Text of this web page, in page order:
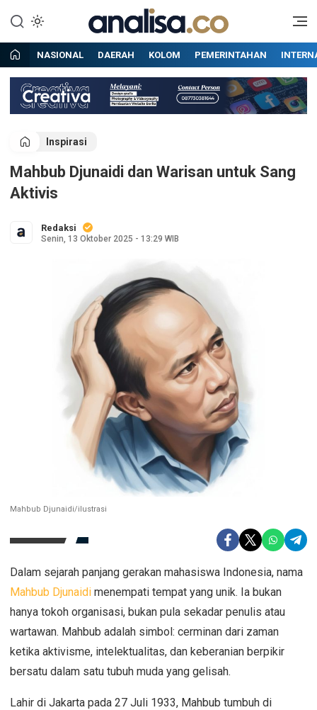
konten
Analisa
Situs berita online terpercaya
NASIONAL DAERAH KOLOM PEMERINTAHAN
Inspirasi
Mahbub Djunaidi dan Warisan untuk Sang
Aktivis
Redaksi
Senin, 13 Oktober 2025 - 13:29 WIB
Mahbub Djunaidi/ilustrasi
Dalam sejarah panjang gerakan mahasiswa Indonesia, nama
Mahbub Djunaidi menempati tempat yang unik. Ia bukan
hanya tokoh organisasi, bukan pula sekadar penulis atau
wartawan. Mahbub adalah simbol: cerminan dari zaman
ketika aktivisme, intelektualitas, dan keberanian berpikir
bersatu dalam satu tubuh muda yang gelisah.
Lahir di Jakarta pada 27 Juli 1933, Mahbub tumbuh di